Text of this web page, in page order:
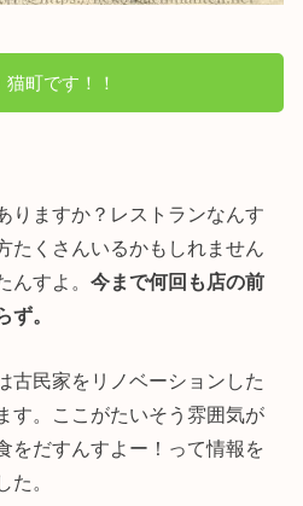
町です！！
りますか？レストランなんす
たくさんいるかもしれません
んすよ。今まで何回も店の前
ず。
古民家をリノベーションした
す。ここがたいそう雰囲気が
をだすんすよー！って情報を
た。